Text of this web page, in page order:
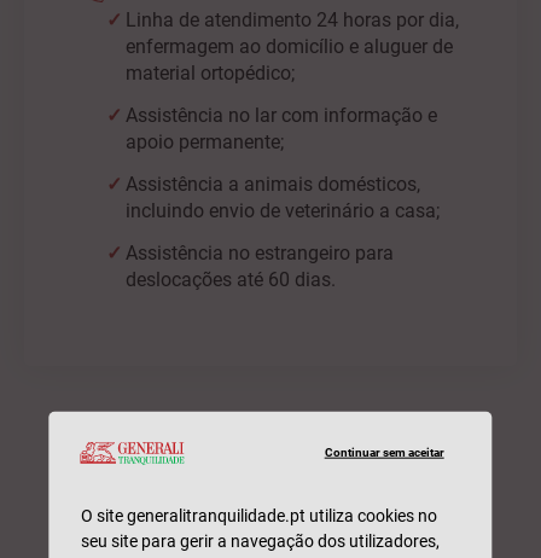
Linha de atendimento 24 horas por dia,
enfermagem ao domicílio e aluguer de
material ortopédico;
Assistência no lar com informação e
apoio permanente;
Assistência a animais domésticos,
incluindo envio de veterinário a casa;
Assistência no estrangeiro para
deslocações até 60 dias.
Continuar sem aceitar
O site generalitranquilidade.pt utiliza cookies no
seu site para gerir a navegação dos utilizadores,